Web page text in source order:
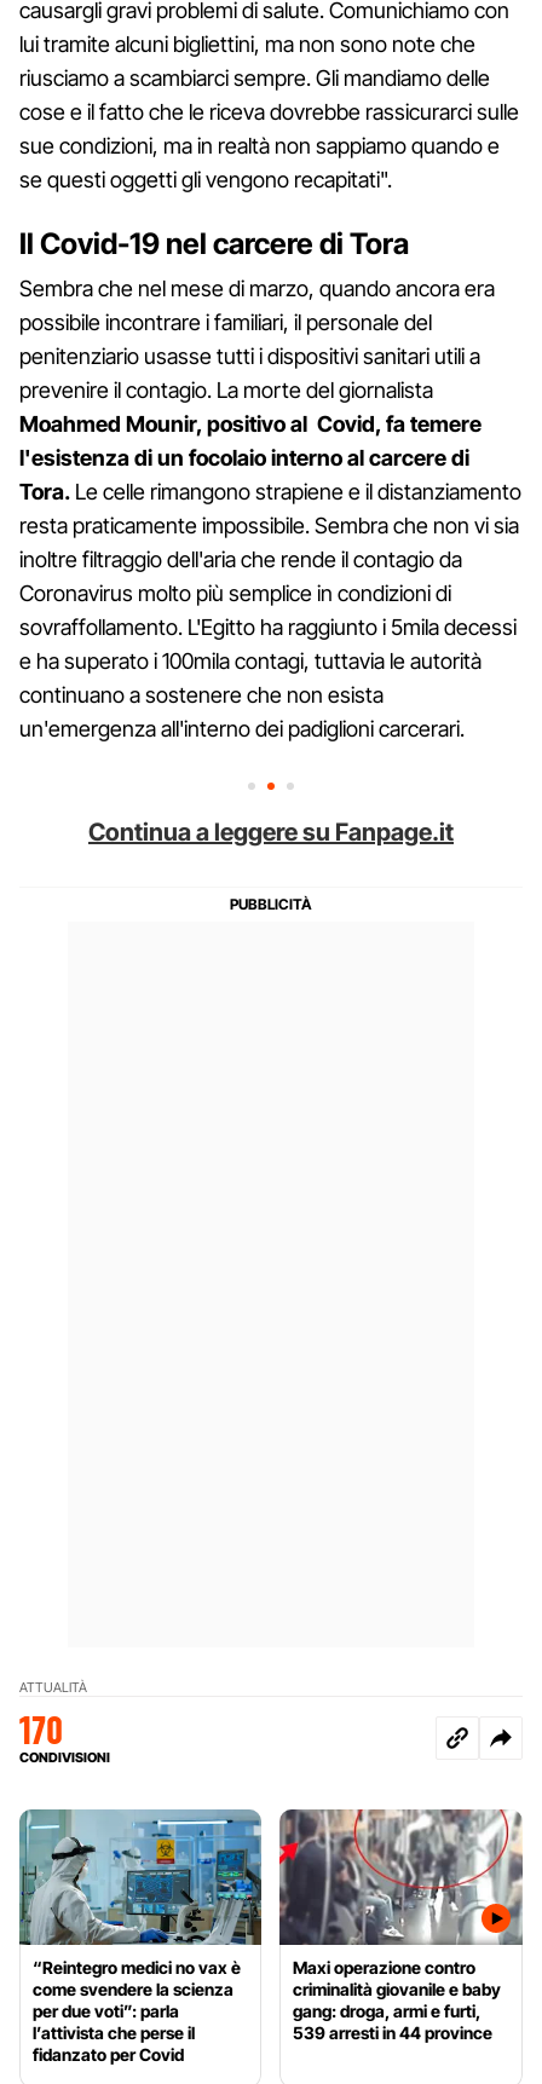
causargli gravi problemi di salute. Comunichiamo con
lui tramite alcuni bigliettini, ma non sono note che
riusciamo a scambiarci sempre. Gli mandiamo delle
cose e il fatto che le riceva dovrebbe rassicurarci sulle
sue condizioni, ma in realtà non sappiamo quando e
se questi oggetti gli vengono recapitati".
Il Covid-19 nel carcere di Tora
Sembra che nel mese di marzo, quando ancora era
possibile incontrare i familiari, il personale del
penitenziario usasse tutti i dispositivi sanitari utili a
prevenire il contagio. La morte del giornalista
Moahmed Mounir, positivo al Covid, fa temere
l'esistenza di un focolaio interno al carcere di
Tora. Le celle rimangono strapiene e il distanziamento
resta praticamente impossibile. Sembra che non vi sia
inoltre filtraggio dell'aria che rende il contagio da
Coronavirus molto più semplice in condizioni di
sovraffollamento. L'Egitto ha raggiunto i 5mila decessi
e ha superato i 100mila contagi, tuttavia le autorità
continuano a sostenere che non esista
un'emergenza all'interno dei padiglioni carcerari.
Continua a leggere su Fanpage.it
ATTUALITÀ
170
CONDIVISIONI
“Reintegro medici no vax è
come svendere la scienza
per due voti”: parla
l’attivista che perse il
fidanzato per Covid
Maxi operazione contro
criminalità giovanile e baby
gang: droga, armi e furti,
539 arresti in 44 province